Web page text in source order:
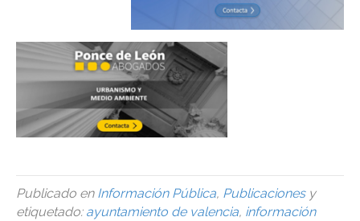
Publicado en Información Pública, Publicacionesy
etiquetado: ayuntamiento de valencia, información